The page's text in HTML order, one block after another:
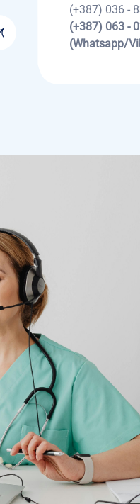
(+387) 036 -
(+387) 063 -
(Whatsapp/